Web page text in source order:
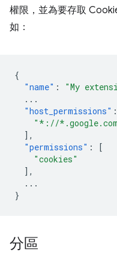
權限，並為要存取
如：
{
"name" : "My
...
"host_permissions" :
"*://
],
"permissions" :
[
"cookies"
],
...
}
分區